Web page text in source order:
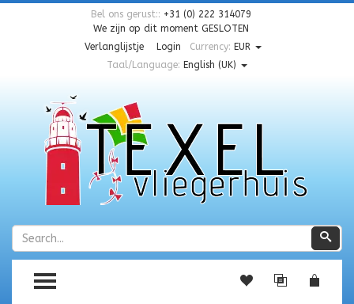
Bel ons gerust:: +31 (0) 222 314079
We zijn op dit moment GESLOTEN
Verlanglijstje
Login Currency: EUR
Taal/Language: English (UK)
Zoeken
TOGGLE MENU